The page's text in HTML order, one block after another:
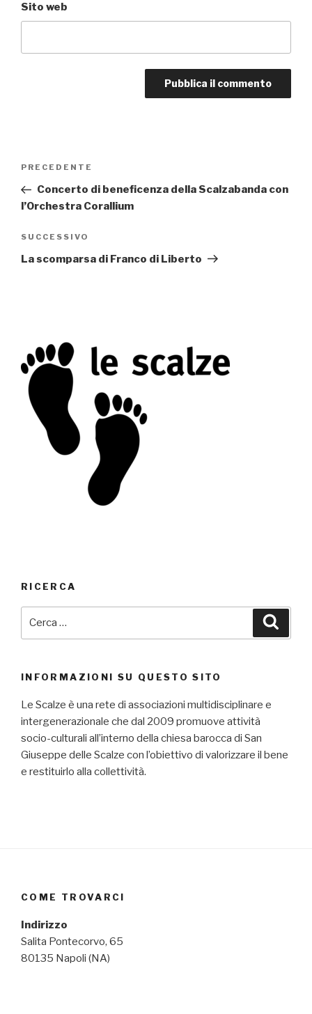
Sito web
Navigazione
Articolo
precedente:
PRECEDENTE
Concerto di beneficenza della Scalzabanda con
l’Orchestra Corallium
Articolo
successivo
SUCCESSIVO
La scomparsa di Franco di Liberto
RICERCA
INFORMAZIONI SU QUESTO SITO
Le Scalze è una rete di associazioni multidisciplinare e
intergenerazionale che dal 2009 promuove attività
socio-culturali all’interno della chiesa barocca di San
Giuseppe delle Scalze con l’obiettivo di valorizzare il bene
e restituirlo alla collettività.
COME TROVARCI
Indirizzo
Salita Pontecorvo, 65
80135 Napoli (NA)